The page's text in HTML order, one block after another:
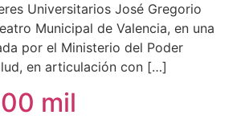
Universitarios José Gregorio
Municipal de Valencia, en una
por el Ministerio del Poder
en articulación con […]
mil